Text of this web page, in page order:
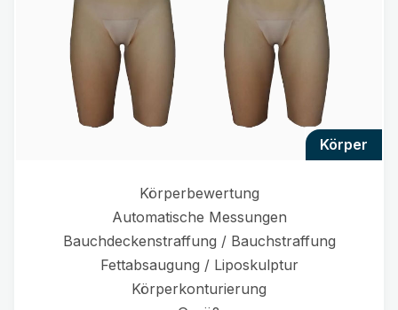
körper
Körperbewertung
Automatische Messungen
Bauchdeckenstraffung / Bauchstraffung
Fettabsaugung / Liposkulptur
Körperkonturierung